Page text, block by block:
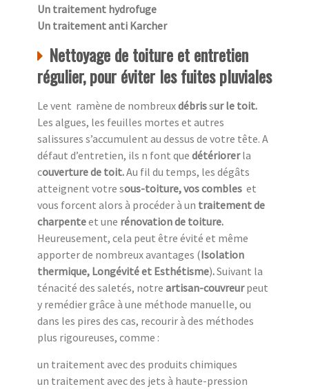
Un traitement hydrofuge
Un traitement anti Karcher
Nettoyage de toiture et entretien
régulier, pour éviter les fuites pluviales
Le vent ramène de nombreuxdébrissur le toit.
Les algues, les feuilles mortes et autres
salissures s’accumulent au dessus de votre tête. A
défaut d’entretien, ils n font que détériorerla
couverture de toit.Au fil du temps, les dégâts
atteignent votre sous-toiture, vos combles et
vous forcent alors à procéder à un traitement de
charpenteet une rénovation de toiture.
Heureusement, cela peut être évité et même
apporter de nombreux avantages (Isolation
thermique, Longévité et Esthétisme).Suivant la
ténacité des saletés, notre artisan-couvreurpeut
y remédier grâce à une méthode manuelle, ou
dans les pires des cas, recourir à des méthodes
plus rigoureuses, comme :
un traitement avec des produits chimiques
un traitement avec des jets à haute-pression